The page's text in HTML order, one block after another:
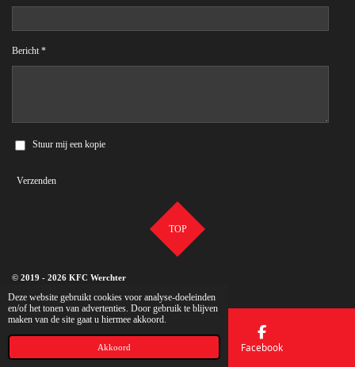
Deze website gebruikt cookies voor analyse-doeleinden
en/of het tonen van advertenties. Door gebruik te blijven
maken van de site gaat u hiermee akkoord.
Akkoord
Bericht *
Stuur mij een kopie
Verzenden
TOP
© 2019 - 2026 KFC Werchter
Kaart Facebook